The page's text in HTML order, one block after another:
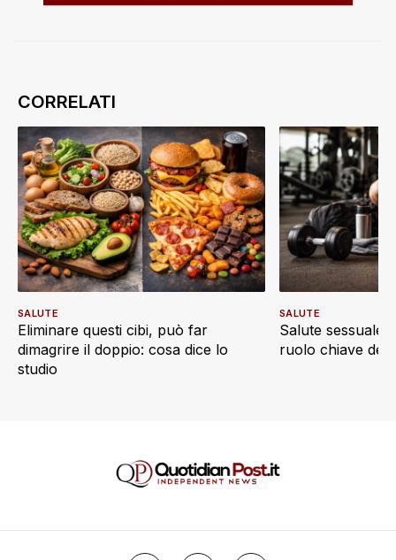
Eliminare questi cibi, può far
dimagrire il doppio: cosa dice lo
studio
SALUTE
Salute sessuale
ruolo chiave
SALUTE